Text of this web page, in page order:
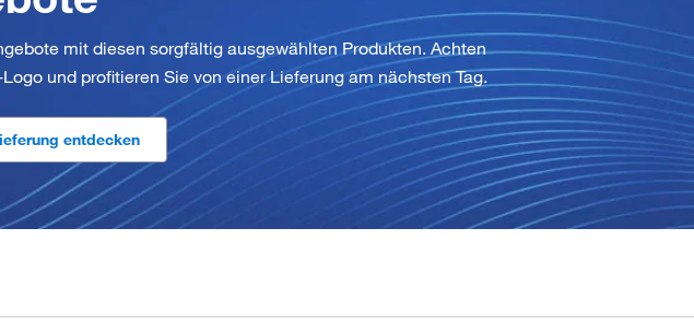
mit diesen sorgfältig ausgewählten Produkten. Achten
und profitieren Sie von einer Lieferung am nächsten Tag.
entdecken